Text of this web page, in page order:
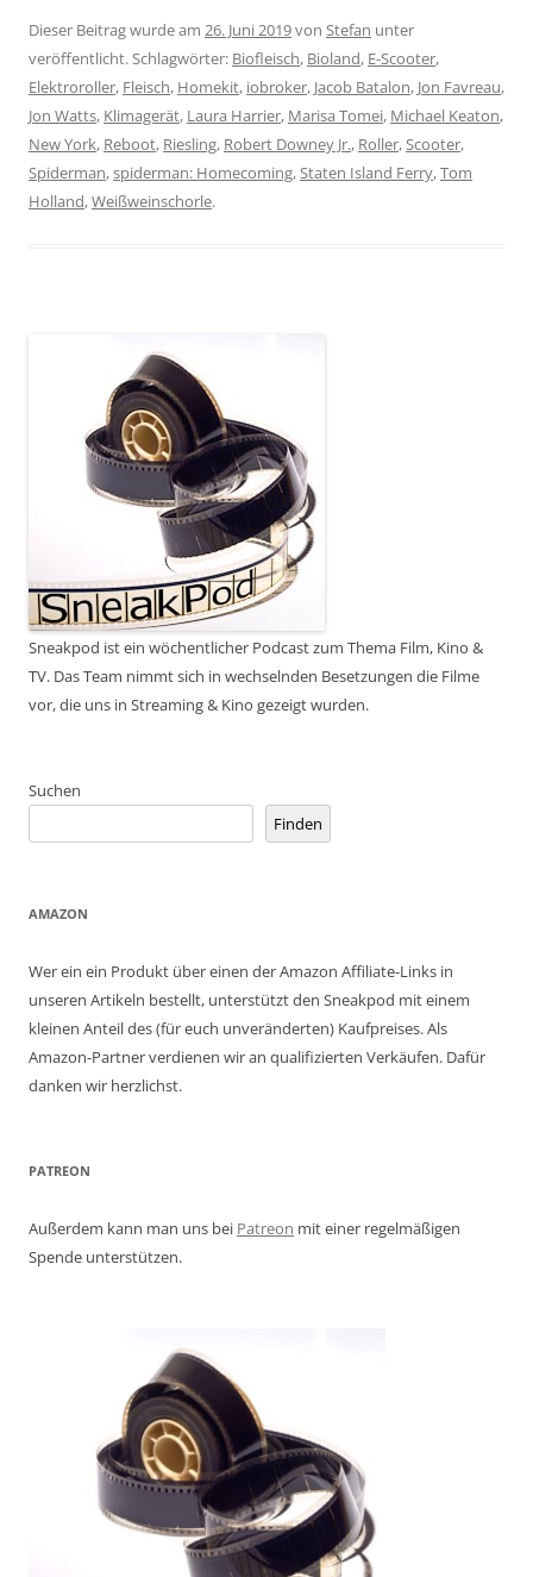
Dieser Beitrag wurde am 26. Juni 2019von Stefan unter
veröffentlicht. Schlagwörter: Biofleisch, Bioland, E-Scooter,
Elektroroller, Fleisch, Homekit, iobroker, Jacob Batalon, Jon Favreau,
Jon Watts, Klimagerät, Laura Harrier, Marisa Tomei, Michael Keaton,
New York, Reboot, Riesling, Robert Downey Jr., Roller,Scooter,
Spiderman,spiderman: Homecoming,Staten Island Ferry,Tom
Holland,Weißweinschorle.
Sneakpod ist ein wöchentlicher Podcast zum Thema Film, Kino &
TV. Das Team nimmt sich in wechselnden Besetzungen die Filme
vor, die uns in Streaming & Kino gezeigt wurden.
Suchen
Finden
AMAZON
Wer ein ein Produkt über einen der Amazon Affiliate-Links in
unseren Artikeln bestellt, unterstützt den Sneakpod mit einem
kleinen Anteil des (für euch unveränderten) Kaufpreises. Als
Amazon-Partner verdienen wir an qualifizierten Verkäufen. Dafür
danken wir herzlichst.
PATREON
Außerdem kann man uns bei Patreon mit einer regelmäßigen
Spende unterstützen.